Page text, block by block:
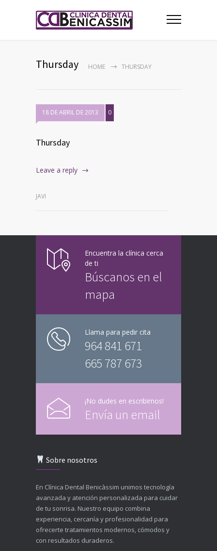
Thursday HOME THURSDAY
18 DE ABRIL DE 2013 0
Thursday
Leave a reply
JAVI
Encuentra la clínica cerca
de ti
Búscanos en el
mapa
Llama para pedir cita
964 841 671
665 787 673
¡No dudes en escribirnos!
Envía un email
Sobre nosotros
En Clínica Dental Benicàssim unimos tecnología
avanzada y atención personalizada para cuidar
de tu sonrisa. Nuestro equipo combina
experiencia, cercanía y profesionalidad para
ofrecerte tratamientos modernos, cómodos y
con resultados duraderos.